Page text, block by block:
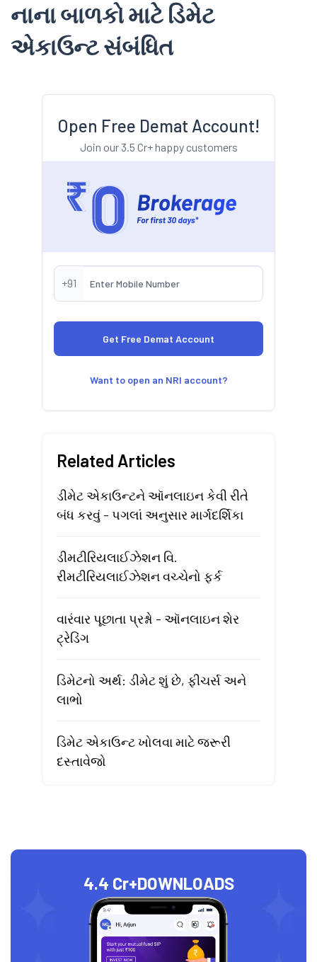
નાનાબાળકોમાટે ડિમેટ
એકાઉન્ટસંબંધિત
Open Free Demat Account!
Join our 3.5 Cr+ happy customers
+91
Want to open an NRI account?
Related Articles
ડીમેટ એકાઉન્ટને ઑનલાઇન કેવી રીતે
બંધ કરવું - પગલાં અનુસાર માર્ગદર્શિકા
ડીમટીરિયલાઈઝેશન વિ.
રીમટીરિયલાઈઝેશન વચ્ચેનો ફર્ક
વારંવાર પૂછાતા પ્રશ્નો - ઑનલાઇન શેર
ટ્રેડિંગ
ડિમેટનો અર્થ: ડીમેટ શું છે, ફીચર્સ અને
લાભો
ડિમેટ એકાઉન્ટ ખોલવા માટે જરૂરી
દસ્તાવેજો
4.4 Cr+DOWNLOADS